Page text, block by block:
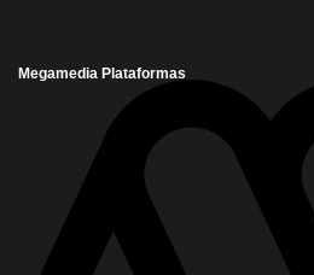
Megamedia Plataformas